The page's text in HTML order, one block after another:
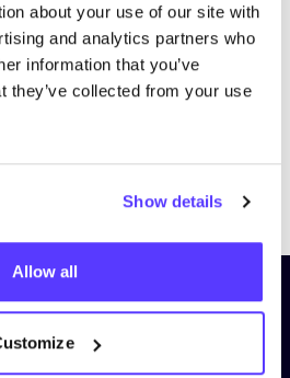
about your use of our site with
and analytics partners who
information that you’ve
they’ve collected from your use
Show details
Allow all
à notre lettre
restez informé !